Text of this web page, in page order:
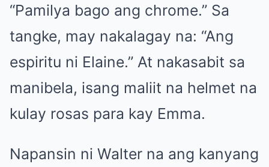
“Pamilya bago ang chrome.” Sa
tangke, may nakalagay na: “Ang
espiritu ni Elaine.” At nakasabit sa
manibela, isang maliit na helmet na
kulay rosas para kay Emma.
Napansin ni Walter na ang kanyang